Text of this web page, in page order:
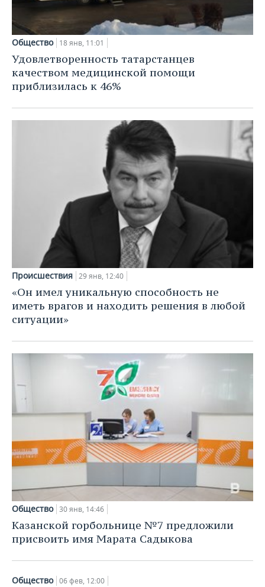
Общество 18 янв, 11:01
Удовлетворенность татарстанцев
качеством медицинской помощи
приблизилась к 46%
Происшествия 29 янв, 12:40
«Он имел уникальную способность не
иметь врагов и находить решения в любой
ситуации»
Общество 30 янв, 14:46
Казанской горбольнице №7 предложили
присвоить имя Марата Садыкова
Общество 06 фев, 12:00